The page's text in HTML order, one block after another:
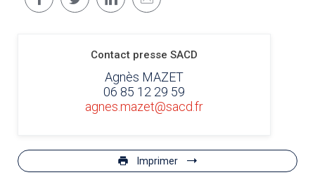
Contact presse SACD
Agnès MAZET
06 85 12 29 59
agnes.mazet@sacd.fr
Imprimer